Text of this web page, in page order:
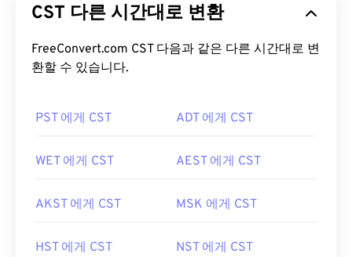
CST 다른 시간대로 변환
FreeConvert.com CST 다음과 같은 다른 시간대로 변
환할 수 있습니다.
PST 에게 CST ADT 에게 CST
WET 에게 CST AEST 에게 CST
AKST 에게 CST MSK 에게 CST
HST 에게 CST NST 에게 CST